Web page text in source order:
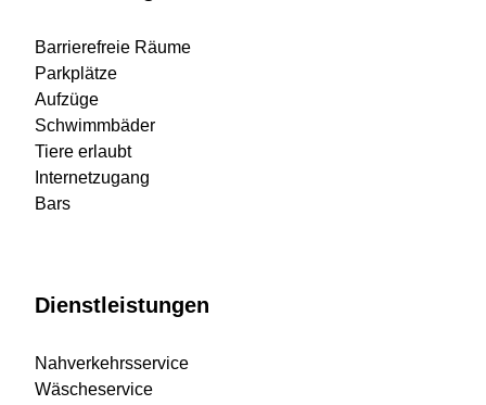
Barrierefreie Räume
Parkplätze
Aufzüge
Schwimmbäder
Tiere erlaubt
Internetzugang
Bars
Dienstleistungen
Nahverkehrsservice
Wäscheservice